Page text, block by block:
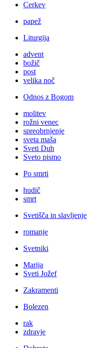
Cerkev
papež
Liturgija
advent
božič
post
velika noč
Odnos z Bogom
molitev
rožni venec
spreobrnjenje
sveta maša
Sveti Duh
Sveto pismo
Po smrti
hudič
smrt
Svetišča in slavljenje
romanje
Svetniki
Marija
Sveti Jožef
Zakramenti
Bolezen
rak
zdravje